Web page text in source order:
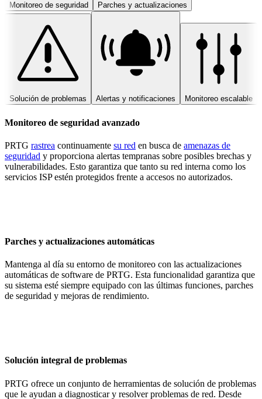
Monitoreo de seguridad Parches y actualizaciones
Solución de problemas Alertas y notificaciones Monitoreo escalable
Monitoreo de seguridad avanzado
PRTG rastrea continuamente su red en busca de amenazas de
seguridad y proporciona alertas tempranas sobre posibles brechas y
vulnerabilidades. Esto garantiza que tanto su red interna como los
servicios ISP estén protegidos frente a accesos no autorizados.
Parches y actualizaciones automáticas
Mantenga al día su entorno de monitoreo con las actualizaciones
automáticas de software de PRTG. Esta funcionalidad garantiza que
su sistema esté siempre equipado con las últimas funciones, parches
de seguridad y mejoras de rendimiento.
Solución integral de problemas
PRTG ofrece un conjunto de herramientas de solución de problemas
que le ayudan a diagnosticar y resolver problemas de red. Desde